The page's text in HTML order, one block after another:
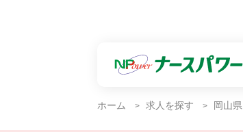
ホーム 求人を探す 岡山県